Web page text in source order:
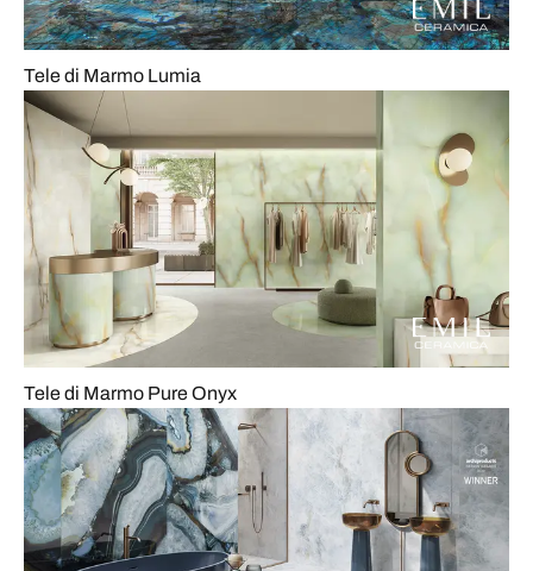
Tele di Marmo Lumia
Tele di Marmo Pure Onyx